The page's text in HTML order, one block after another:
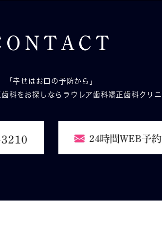
「幸せはお口の予防から」
科をお探しなら ラウレア歯科矯正歯科クリ